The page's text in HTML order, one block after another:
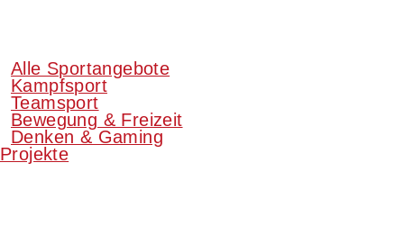
Alle Sportangebote
Kampfsport
Teamsport
Bewegung & Freizeit
Denken & Gaming
Projekte